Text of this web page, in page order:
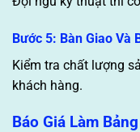
Bước 5: Bàn Giao Và
Kiểm tra chất lượng
khách hàng.
Báo Giá Làm